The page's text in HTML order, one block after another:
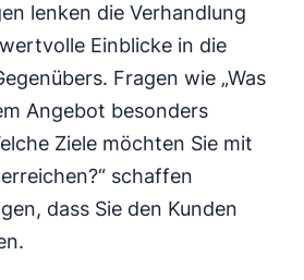
lenken die Verhandlung
Einblicke in die
Fragen wie „Was
Angebot besonders
Ziele möchten Sie mit
schaffen
dass Sie den Kunden